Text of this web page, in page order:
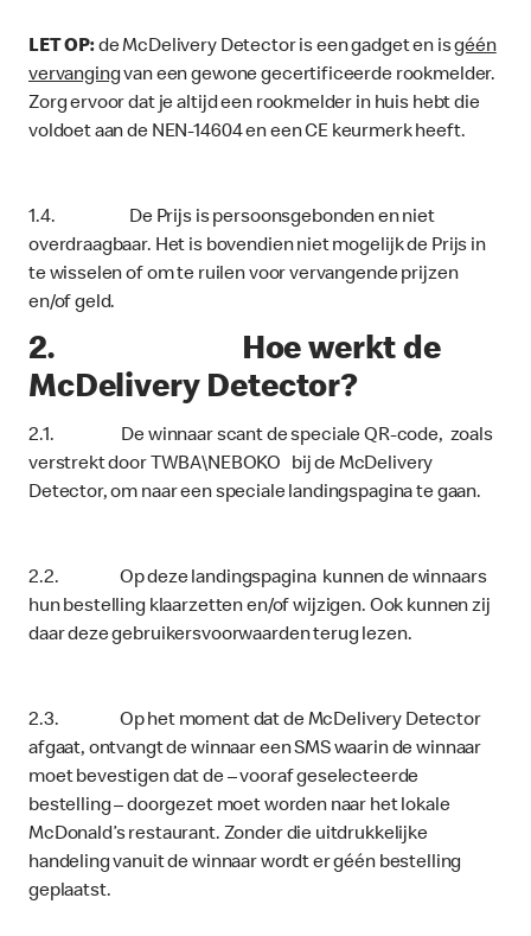
LET OP:de McDelivery Detector is een gadget en isgéén
vervangingvan een gewone gecertificeerde rookmelder.
Zorg ervoor dat je altijd een rookmelder in huis hebt die
voldoet aan de NEN-14604 en een CE keurmerk heeft.
1.4. De Prijs is persoonsgebonden en niet
overdraagbaar. Het is bovendien niet mogelijk de Prijs in
te wisselen of om te ruilen voor vervangende prijzen
en/of geld.
2. Hoe werkt de
McDelivery Detector?
2.1. De winnaar scant de speciale QR-code, zoals
verstrekt door TWBA\NEBOKO bij de McDelivery
Detector, om naar een speciale landingspagina te gaan.
2.2. Op deze landingspagina kunnen de winnaars
hun bestelling klaarzetten en/of wijzigen. Ook kunnen zij
daar deze gebruikersvoorwaarden terug lezen.
2.3. Op het moment dat de McDelivery Detector
afgaat, ontvangt de winnaar een SMS waarin de winnaar
moet bevestigen dat de – vooraf geselecteerde
bestelling – doorgezet moet worden naar het lokale
McDonald’s restaurant. Zonder die uitdrukkelijke
handeling vanuit de winnaar wordt er géén bestelling
geplaatst.